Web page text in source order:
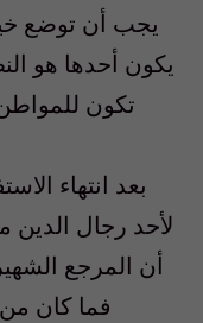
يجب أن توضع
يكون أحدها هو
تكون
بعد انتهاء
لأحد رجال الدين
أن المرجع
فما كان من